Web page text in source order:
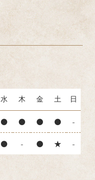
水 木 金 土 日
● ● ● ● -
● - ● ★ -